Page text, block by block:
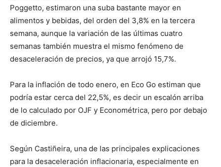
Poggetto, estimaron una suba bastante mayor en
alimentos y bebidas, del orden del 3,8% en la tercera
semana, aunque la variación de las últimas cuatro
semanas también muestra el mismo fenómeno de
desaceleración de precios, ya que arrojó 15,7%.
Para la inflación de todo enero, en Eco Go estiman que
podría estar cerca del 22,5%, es decir un escalón arriba
de lo calculado por OJF y Econométrica, pero por debajo
de diciembre.
Según Castiñeira, una de las principales explicaciones
para la desaceleración inflacionaria, especialmente en